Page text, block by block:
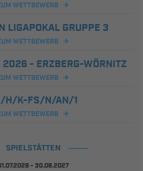
WETTBEWERB
LIGAPOKAL GRUPPE 3
WETTBEWERB
2026 - ERZBERG-WÖRNITZ
WETTBEWERB
H/K-FS/N/AN/1
WETTBEWERB
SPIELSTÄTTEN
- 30.06.2027